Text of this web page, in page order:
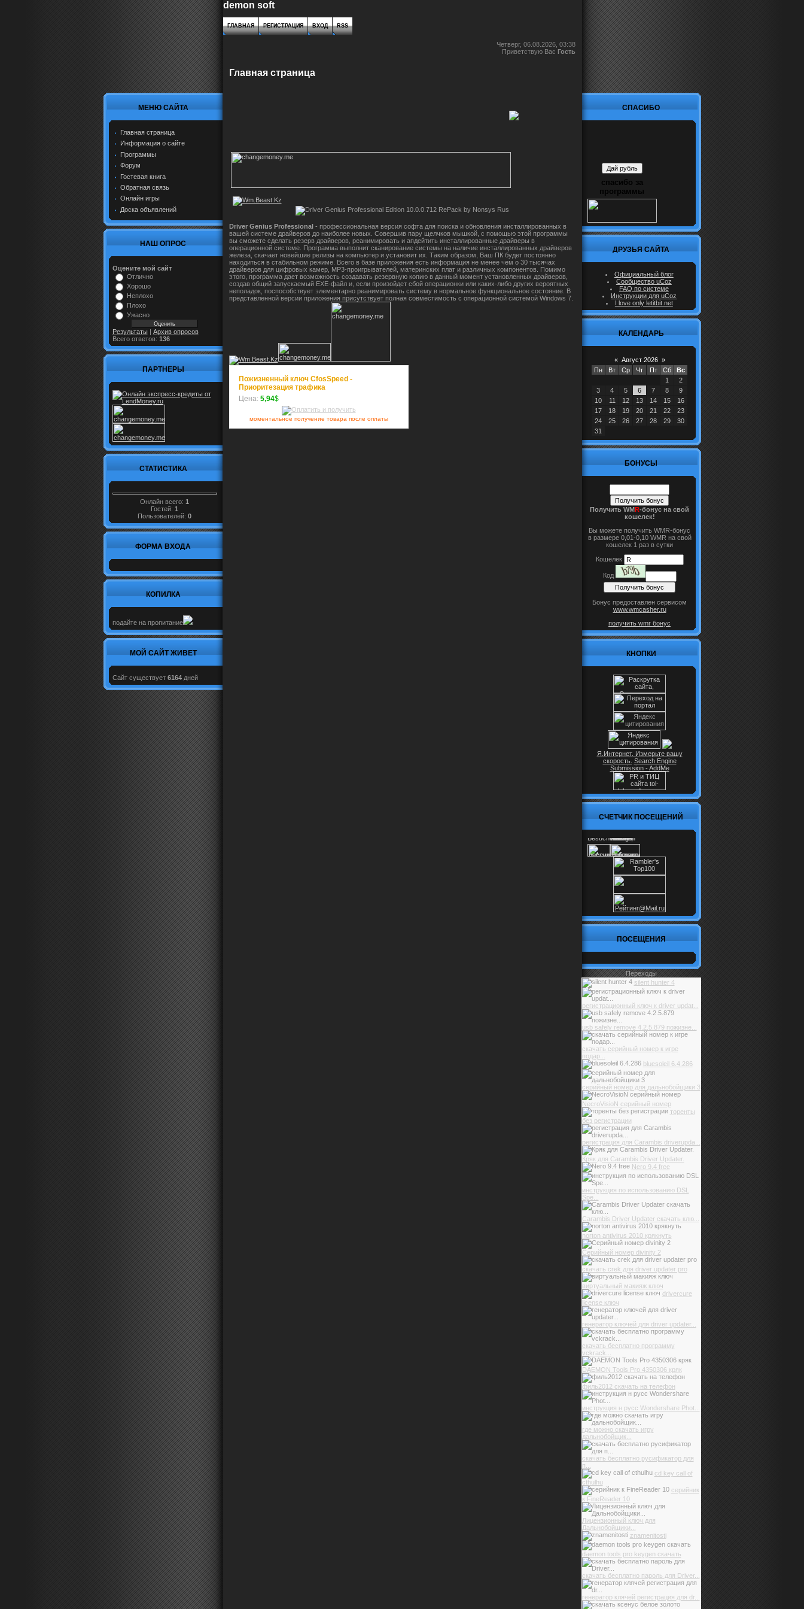
МЕНЮ САЙТА
Главная страница
Информация о сайте
Программы
Форум
Гостевая книга
Обратная связь
Онлайн игры
Доска объявлений
НАШ ОПРОС
Оцените мой сайт
Отлично
Хорошо
Неплохо
Плохо
Ужасно
Результаты| Архив опросов
Всего ответов: 136
ПАРТНЕРЫ
СТАТИСТИКА
Онлайн всего: 1
Гостей: 1
Пользователей: 0
ФОРМА ВХОДА
КОПИЛКА
подайте на пропитание
МОЙ САЙТ ЖИВЕТ
Сайт существует 6164дней
demon soft
ГЛАВНАЯ РЕГИСТРАЦИЯ ВХОД RSS
Четверг, 06.08.2026, 03:38
Приветствую Вас Гость
Главная страница
Driver Genius Professional - профессиональная версия софта для поиска и обновления инсталлированных в
вашей системе драйверов до наиболее новых. Совершив пару щелчков мышкой, с помощью этой программы
вы сможете сделать резерв драйверов, реанимировать и апдейтить инсталлированные драйверы в
операционной системе. Программа выполнит сканирование системы на наличие инсталлированных драйверов
железа, скачает новейшие релизы на компьютер и установит их. Таким образом, Ваш ПК будет постоянно
находиться в стабильном режиме. Всего в базе приложения есть информация не менее чем о 30 тысячах
драйверов для цифровых камер, MP3-проигрывателей, материнских плат и различных компонентов. Помимо
этого, программа дает возможность создавать резервную копию в данный момент установленных драйверов,
создав общий запускаемый EXE-файл и, если произойдет сбой операционки или каких-либо других вероятных
неполадок, поспособствует элементарно реанимировать систему в нормальное функциональное состояние. В
представленной версии приложения присутствует полная совместимость с операционной системой Windows 7.
Пожизненный ключ CfosSpeed -
Приоритезация трафика
Цена: 5,94$
моментальное получение товара после оплаты
СПАСИБО
спасибо за
программы
ДРУЗЬЯ САЙТА
Официальный блог
Сообщество uCoz
FAQ по системе
Инструкции для uCoz
I love only letitbit.net
КАЛЕНДАРЬ
« Август 2026 »
Пн
Вт Ср Чт Пт Сб
Вс
1
2
3
4 5 6 7 8
9
10
11 12 13 14 15
16
17
18 19 20 21 22
23
24
25 26 27 28 29
30
31
БОНУСЫ
Получить WMR-бонус на свой
кошелек!
Вы можете получить WMR-бонус
в размере 0,01-0,10 WMR на свой
кошелек 1 раз в сутки
Кошелек
Код
Бонус предоставлен сервисом
www.wmcasher.ru
получить wmr бонус
КНОПКИ
Я.Интернет. Измерьте вашу
скорость. Search Engine
Submission - AddMe
СЧЕТЧИК ПОСЕЩЕНИЙ
ПОСЕЩЕНИЯ
Переходы
silent hunter 4
регистрационный ключ к driver updat...
usb safely remove 4.2.5.879 пожизне...
скачать серийный номер к игре
подар...
bluesoleil 6.4.286
серийный номер для дальнобойщики 3
NecroVisioN серийный номер
торенты
без регистрации
регистрация для Carambis driverupda...
Кряк для Carambis Driver Updater.
Nero 9.4 free
инструкция по использованию DSL
Spe...
Carambis Driver Updater скачать клю...
norton antivirus 2010 крякнуть
Серийный номер divinity 2
скачать crek для driver updater pro
виртуальный макияж ключ
drivercure
license ключ
генератор ключей для driver updater...
скачать бесплатно программу
vckrack...
DAEMON Tools Pro 4350306 кряк
филь2012 скачать на телефон
инструкция н русс Wondershare Phot...
где можно скачать игру
дальнобойщик...
скачать бесплатно русификатор для
п...
cd key call of
cthulhu
серийник
к FineReader 10
Лицензионный ключ для
Дальнобойщики...
znamenitosti
daemon tools pro keygen скачать
скачать бесплатно пароль для Driver...
генератор клячей регистрация для dr...